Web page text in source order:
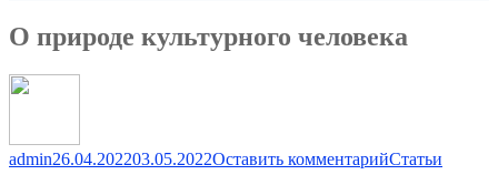
О природе культурного человека
admin26.04.202203.05.2022Оставить комментарийдля
Статьи